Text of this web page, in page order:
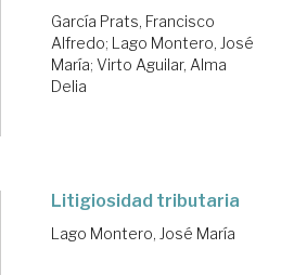
García Prats, Francisco
Alfredo; Lago Montero, José
María; Virto Aguilar, Alma
Delia
Litigiosidad tributaria
Lago Montero, José María